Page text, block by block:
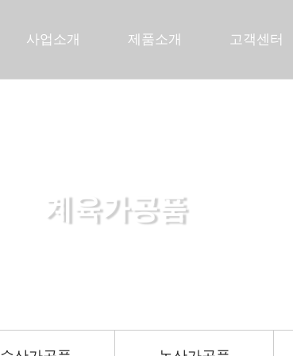
사업소개 제품소개 고객센터
계육가공품